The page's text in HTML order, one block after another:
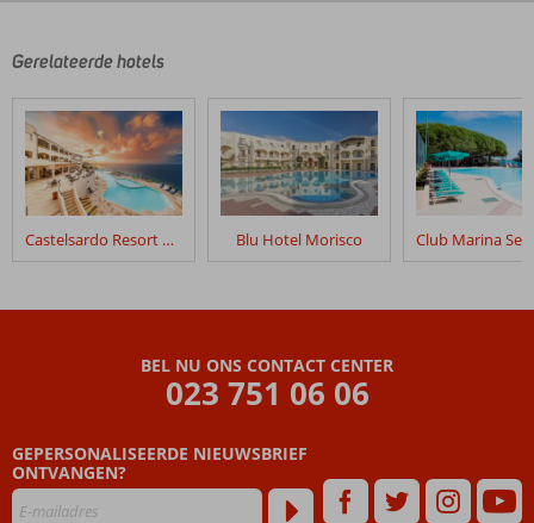
door
klanten
geschreven
na
hun
verblijf
Fly
ouder
zijn
Gerelateerde hotels
Castelsardo Resort Village Blu Hotel Morisco
BEL NU ONS CONTACT CENTER
023 751 06 06
GEPERSONALISEERDE NIEUWSBRIEF
ONTVANGEN?